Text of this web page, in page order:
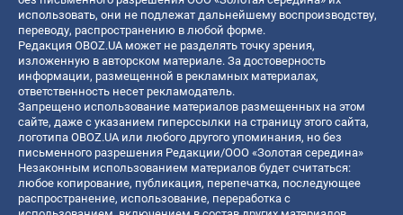
использовать, они не подлежат дальнейшему воспроизводству,
переводу, распространению в любой форме.
Редакция OBOZ.UA может не разделять точку зрения,
изложенную в авторском материале. За достоверность
информации, размещенной в рекламных материалах,
ответственность несет рекламодатель.
Запрещено использование материалов размещенных на этом
сайте, даже с указанием гиперссылки на страницу этого сайта,
логотипа OBOZ.UA или любого другого упоминания, но без
письменного разрешения Редакции/ООО «Золотая середина»
Незаконным использованием материалов будет считаться:
любое копирование, публикация, перепечатка, последующее
распространение, использование, переработка с